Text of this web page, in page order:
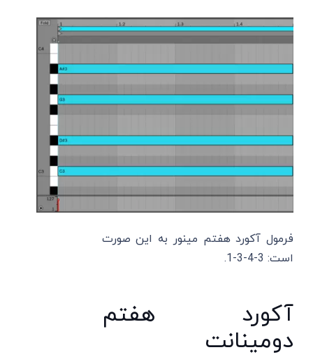
فرمول آکورد هفتم مینور به این صورت
است: 3-4-3-1.
آکورد هفتم
دومینانت